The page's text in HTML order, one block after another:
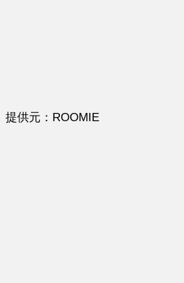
提供元：ROOMIE